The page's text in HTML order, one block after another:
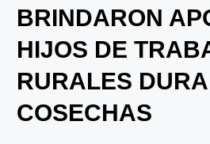
BRINDARON
HIJOS DE
RURALES
COSECHAS